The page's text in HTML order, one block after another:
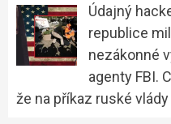
Údajný
republice
nezákonné
agenty FBI.
že na příkaz ruské